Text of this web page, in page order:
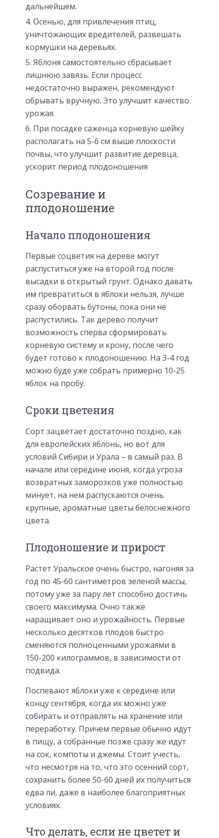
дальнейшем.
Осенью, для привлечения птиц,
уничтожающих вредителей, развешать
кормушки на деревьях.
Яблоня самостоятельно сбрасывает
лишнюю завязь. Если процесс
недостаточно выражен, рекомендуют
обрывать вручную. Это улучшит качество
урожая.
При посадке саженца корневую шейку
располагать на 5-6 см выше плоскости
почвы, что улучшит развитие деревца,
ускорит период плодоношения
Созревание и
плодоношение
Начало плодоношения
Первые соцветия на дереве могут
распуститься уже на второй год после
высадки в открытый грунт. Однако давать
им превратиться в яблоки нельзя, лучше
сразу оборвать бутоны, пока они не
распустились. Так дерево получит
возможность сперва сформировать
корневую систему и крону, после чего
будет готово к плодоношению. На 3-4 год
можно буде уже собрать примерно 10-25
яблок на пробу.
Сроки цветения
Сорт зацветает достаточно поздно, как
для европейских яблонь, но вот для
условий Сибири и Урала – в самый раз. В
начале или середине июня, когда угроза
возвратных заморозков уже полностью
минует, на нем распускаются очень
крупные, ароматные цветы белоснежного
цвета.
Плодоношение и прирост
Растет Уральское очень быстро, нагоняя за
год по 45-60 сантиметров зеленой массы,
потому уже за пару лет способно достичь
своего максимума. Очно также
наращивает оно и урожайность. Первые
несколько десятков плодов быстро
сменяются полноценными урожаями в
150-200 килограммов, в зависимости от
подвида.
Поспевают яблоки уже к середине или
концу сентября, когда их можно уже
собирать и отправлять на хранение или
переработку. Причем первые обычно идут
в пищу, а собранные позже сразу же идут
на сок, компоты и джемы. Стоит учесть,
что несмотря на то, что это осенний сорт,
сохранить более 50-60 дней их получиться
едва ли, даже в наиболее благоприятных
условиях.
Что делать, если не цветет и